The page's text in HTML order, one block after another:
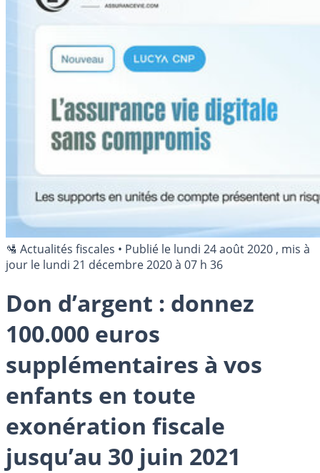
🛂 Actualités fiscales • Publié le lundi 24 août 2020 , mis à
jour le lundi 21 décembre 2020 à 07 h 36
Don d’argent : donnez
100.000 euros
supplémentaires à vos
enfants en toute
exonération fiscale
jusqu’au 30 juin 2021